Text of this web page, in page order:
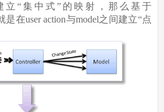
立“集中式”的映射，那么基于
是在user action与model之间建立“点